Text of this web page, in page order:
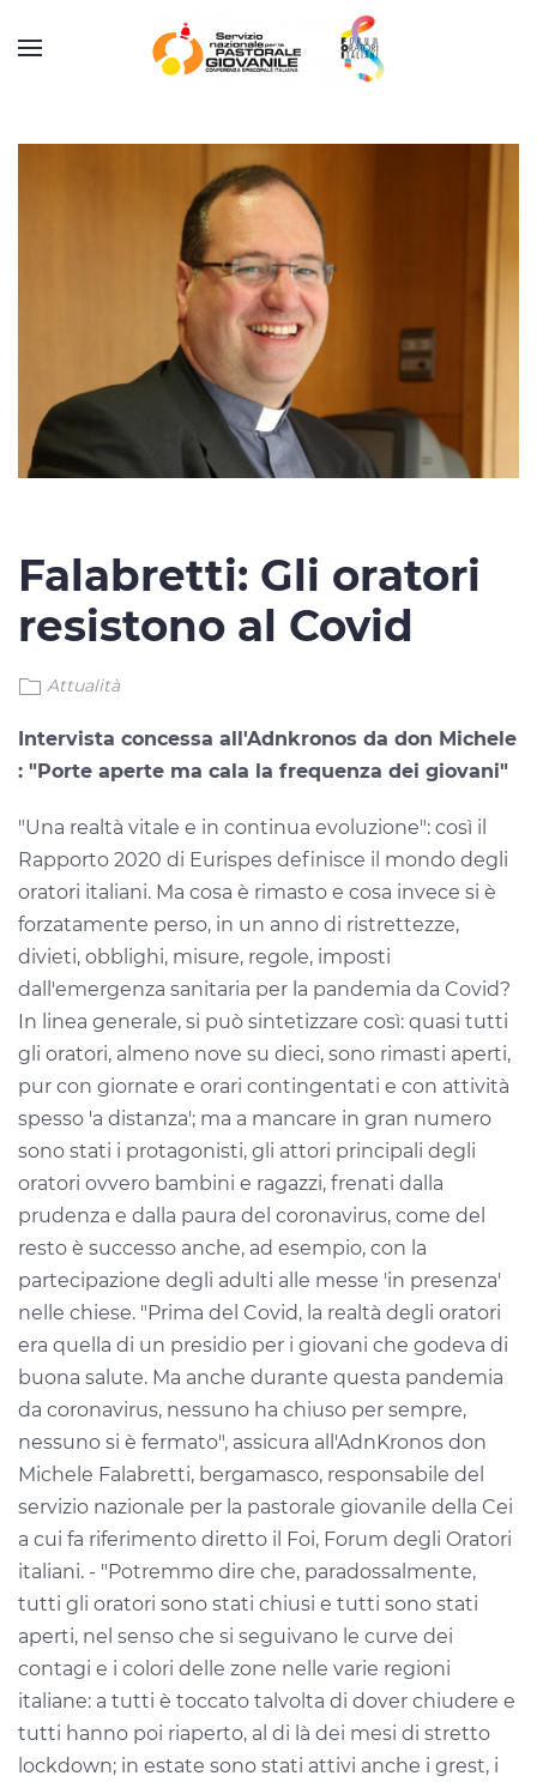
Falabretti: Gli oratori
resistono al Covid
Attualità
Intervista concessa all'Adnkronos da don Michele
: "Porte aperte ma cala la frequenza dei giovani"
"Una realtà vitale e in continua evoluzione": così il
Rapporto 2020 di Eurispes definisce il mondo degli
oratori italiani. Ma cosa è rimasto e cosa invece si è
forzatamente perso, in un anno di ristrettezze,
divieti, obblighi, misure, regole, imposti
dall'emergenza sanitaria per la pandemia da Covid?
In linea generale, si può sintetizzare così: quasi tutti
gli oratori, almeno nove su dieci, sono rimasti aperti,
pur con giornate e orari contingentati e con attività
spesso 'a distanza'; ma a mancare in gran numero
sono stati i protagonisti, gli attori principali degli
oratori ovvero bambini e ragazzi, frenati dalla
prudenza e dalla paura del coronavirus, come del
resto è successo anche, ad esempio, con la
partecipazione degli adulti alle messe 'in presenza'
nelle chiese. "Prima del Covid, la realtà degli oratori
era quella di un presidio per i giovani che godeva di
buona salute. Ma anche durante questa pandemia
da coronavirus, nessuno ha chiuso per sempre,
nessuno si è fermato", assicura all'AdnKronos don
Michele Falabretti, bergamasco, responsabile del
servizio nazionale per la pastorale giovanile della Cei
a cui fa riferimento diretto il Foi, Forum degli Oratori
italiani. - "Potremmo dire che, paradossalmente,
tutti gli oratori sono stati chiusi e tutti sono stati
aperti, nel senso che si seguivano le curve dei
contagi e i colori delle zone nelle varie regioni
italiane: a tutti è toccato talvolta di dover chiudere e
tutti hanno poi riaperto, al di là dei mesi di stretto
lockdown; in estate sono stati attivi anche i grest, i